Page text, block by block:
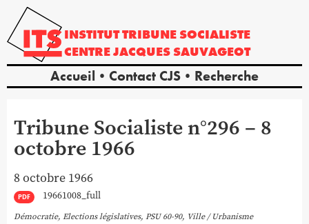
INSTITUTTRIBUNE SOCIALISTE
CENTREJACQUES SAUVAGEOT
Accueil Contact CJS Recherche
Tribune Socialiste n°296 – 8
octobre 1966
8 octobre 1966
PDF 19661008_full
Démocratie, Elections législatives, PSU 60-90, Ville / Urbanisme